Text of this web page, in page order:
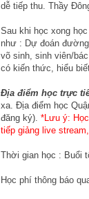
dễ tiếp thu. Thầy
Sau khi học xong
như : Dự đoán
võ sinh, sinh viên/
có kiến thức, hiểu
Địa điểm học trực
xa. Địa điểm học
đăng ký). *Lưu ý:
tiếp giảng live
Thời gian học : Buổi
Học phí thông báo